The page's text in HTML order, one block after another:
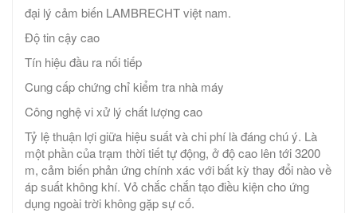
đại lý cảm biến LAMBRECHT việt nam.
Độ tin cậy cao
Tín hiệu đầu ra nối tiếp
Cung cấp chứng chỉ kiểm tra nhà máy
Công nghệ vi xử lý chất lượng cao
Tỷ lệ thuận lợi giữa hiệu suất và chi phí là đáng chú ý. Là
một phần của trạm thời tiết tự động, ở độ cao lên tới 3200
m, cảm biến phản ứng chính xác với bất kỳ thay đổi nào về
áp suất không khí. Vỏ chắc chắn tạo điều kiện cho ứng
dụng ngoài trời không gặp sự cố.